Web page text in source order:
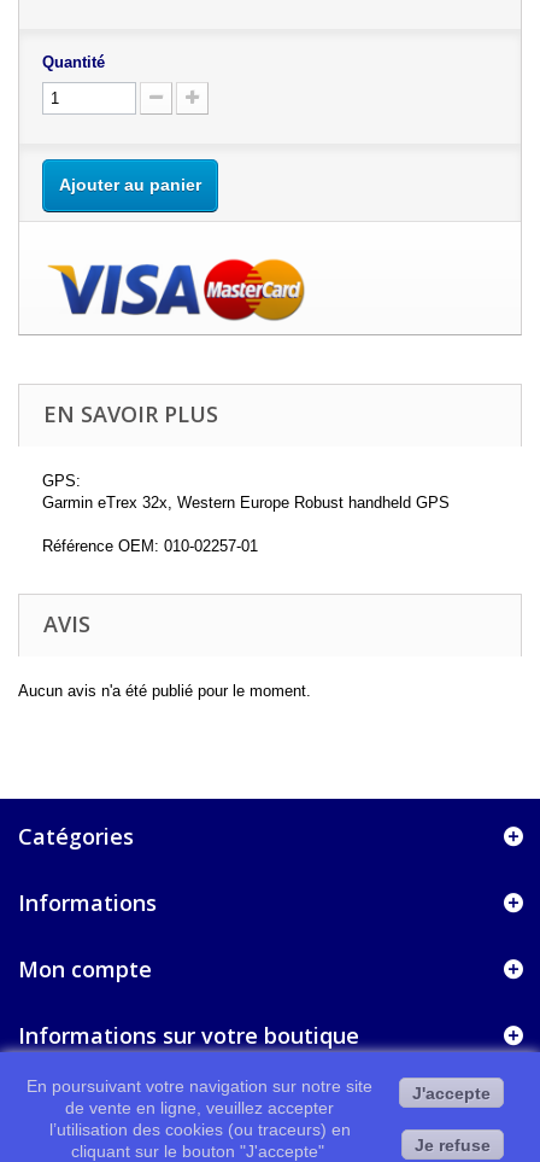
Quantité
Ajouter au panier
EN SAVOIR PLUS
GPS:
Garmin eTrex 32x, Western Europe Robust handheld GPS
Référence OEM: 010-02257-01
AVIS
Aucun avis n'a été publié pour le moment.
Catégories
Informations
Mon compte
Informations sur votre boutique
En poursuivant votre navigation sur notre site
de vente en ligne, veuillez accepter
l’utilisation des cookies (ou traceurs) en
cliquant sur le bouton "J'accepte"
J'accepte
Je refuse